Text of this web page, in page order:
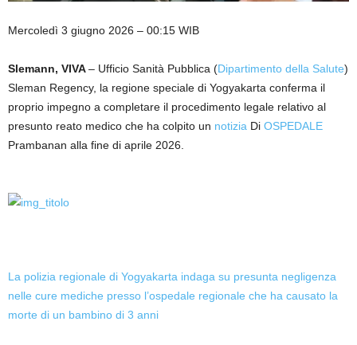
Mercoledì 3 giugno 2026 – 00:15 WIB
Slemann, VIVA– Ufficio Sanità Pubblica (Dipartimento della Salute)
Sleman Regency, la regione speciale di Yogyakarta conferma il
proprio impegno a completare il procedimento legale relativo al
presunto reato medico che ha colpito un notizia Di OSPEDALE
Prambanan alla fine di aprile 2026.
La polizia regionale di Yogyakarta indaga su presunta negligenza
nelle cure mediche presso l’ospedale regionale che ha causato la
morte di un bambino di 3 anni